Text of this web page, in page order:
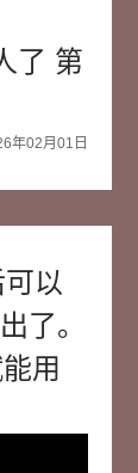
年02月01日
以
了。
用